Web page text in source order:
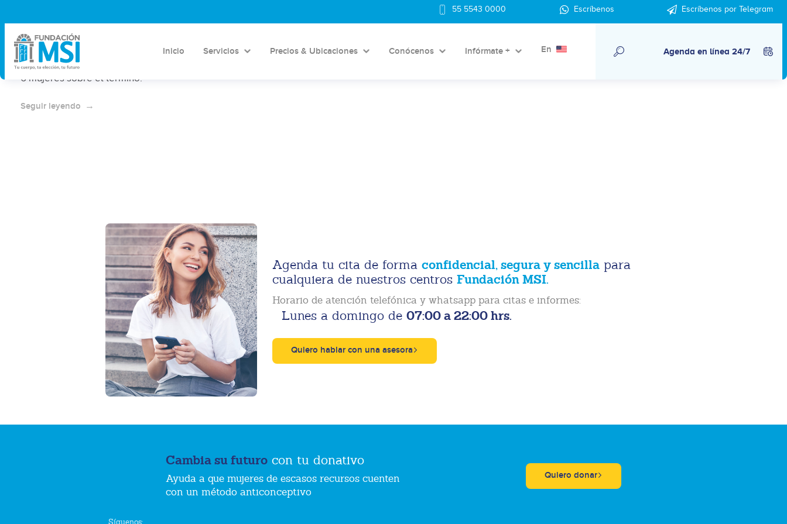
55 5543 0000 Escríbenos Escríbenos por Telegram
Inicio Servicios Precios & Ubicaciones Conócenos Infórmate + En Agenda en línea 24/7
¿Qué es ser pro aborto?
Mucho de dice de quienes se autodenomina pro
aborto o pro vida. Aquí te compartimos la opinión de
6 mujeres sobre el término.
Seguir leyendo
Agenda tu cita de forma confidencial, segura y sencillapara
cualquiera de nuestros centros Fundación MSI.
Horario de atención telefónica y whatsapp para citas e informes:
Lunes a domingo de 07:00 a 22:00 hrs.
Quiero hablar con una asesora
Cambia su futuro con tu donativo
Ayuda a que mujeres de escasos recursos cuenten
con un método anticonceptivo
Quiero donar